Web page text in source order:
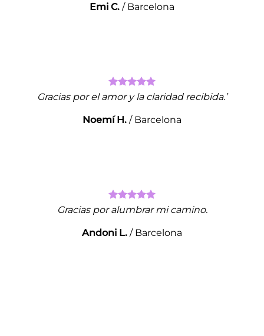
Emi C. / Barcelona
Gracias por el amor y la claridad recibida.’
Noemí H. / Barcelona
Gracias por alumbrar mi camino.
Andoni L. / Barcelona